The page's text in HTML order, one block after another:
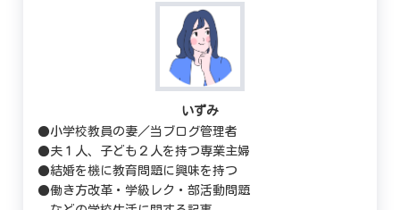
いずみ
●小学校教員の妻／当ブログ管理者
●夫１人、子ども２人を持つ専業主婦
●結婚を機に教育問題に興味を持つ
●働き方改革・学級レク・部活動問題